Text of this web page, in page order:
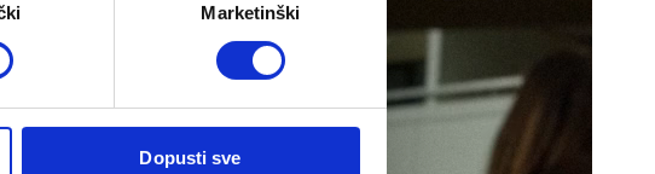
Marketinški
Dopusti sve